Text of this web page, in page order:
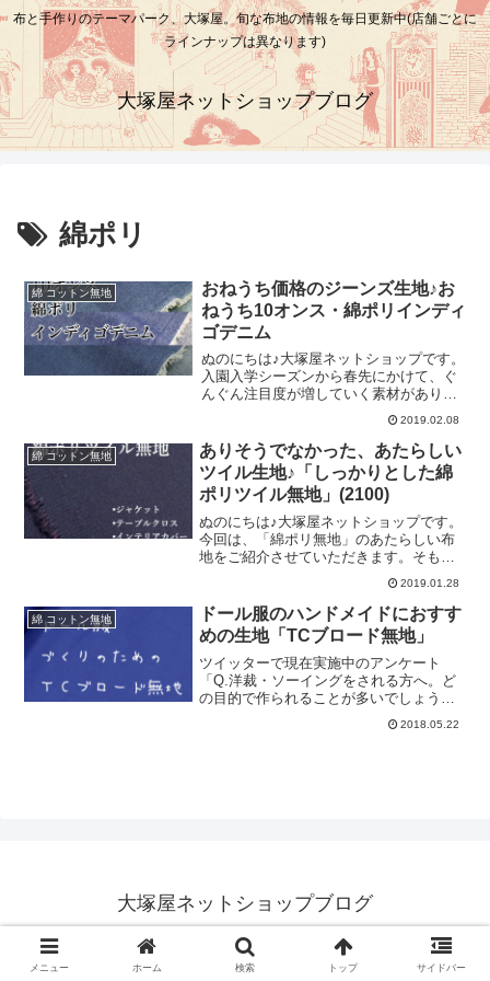
布と手作りのテーマパーク、大塚屋。旬な布地の情報を毎日更新中(店舗ごとに
ラインナップは異なります)
大塚屋ネットショップブログ
綿ポリ
綿 コットン無地
おねうち価格のジーンズ生地♪お
ねうち10オンス・綿ポリインディ
ゴデニム
ぬのにちは♪大塚屋ネットショップです。
入園入学シーズンから春先にかけて、ぐ
んぐん注目度が増していく素材がありま
す。それはズバリ、「デニム」！ジーン
ズ、バッグなどに用いられる布地です。
そんなデニムの季節にこのたび掲載しま
したのが、「おねうち10オンス綿ポリイ
ンディゴデニム」です♪ジーンズの中でも
少し厚めの「10オンス」素材で、綿とポ
リエステルの混紡にすることにより、し
っかりとしたコシがある、インディゴ染
めの布地です。そして、昨年は3色展開で
したこちらの生地に、今年は新しく2色を
増やしました。＼ ひとつめは、淡い水
色♪ ／写真よりも、実物はもう少し水色
寄りです。洗いをかけて、インディゴの
染料を落と
2019.02.08
綿 コットン無地
ありそうでなかった、あたらしい
ツイル生地♪「しっかりとした綿
ポリツイル無地」(2100)
ぬのにちは♪大塚屋ネットショップです。
今回は、「綿ポリ無地」のあたらしい布
地をご紹介させていただきます。そもそ
ことで、別名「TC(ティーシー)」と呼ば
れることもございます。（ちなみに、ブ
ログ冒頭の「ぬのにちは」とは、「布＋
こんにちは」のことで、大塚屋ネットシ
ョップ独自のご挨拶です）これまでにも
すでに大塚屋には、2種類の綿ポリ生地が
ございました。ひとつは、T/Cブロード無
ンプします）綿ポリ素材の中でも、薄手
2019.01.28
綿 コットン無地
ドール服のハンドメイドにおすす
めの生地「TCブロード無地」
ツイッターで現在実施中のアンケート
「Q.洋裁・ソーイングをされる方へ。ど
の目的で作られることが多いでしょう
が、”お人形服づくり”。ドール服の手芸本
ドルとなりますのが、「生地の厚み」で
す。通常のお洋服づくりでは縫いやすい
生地も、お人形用の小さな服となります
と、以外と厚すぎて
2018.05.22
大塚屋ネットショップブログ
© 2018 大塚屋ネットショップブログ.
メニュー ホーム 検索 トップ サイドバー